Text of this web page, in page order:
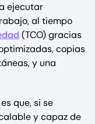
ejecutar
al tiempo
(TCO) gracias
copias
y una
que, si se
y capaz de